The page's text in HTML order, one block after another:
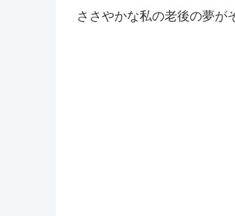
ささやかな私の老後の夢が